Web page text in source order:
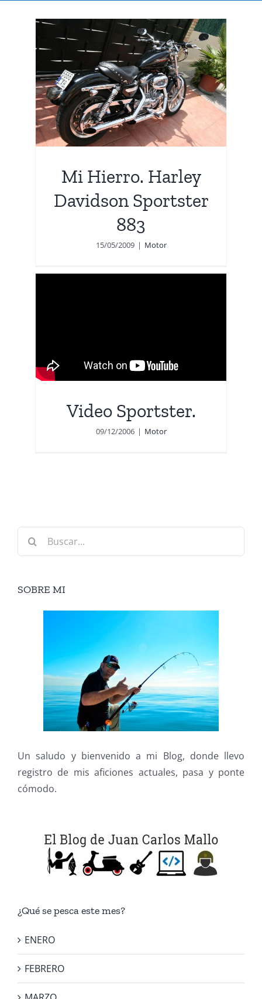
Mi Hierro. Harley
Davidson Sportster
883
15/05/2009 | Motor
Video Sportster.
09/12/2006 | Motor
Buscar:
SOBRE MI
Un saludo y bienvenido a mi Blog, donde llevo
registro de mis aficiones actuales, pasa y ponte
cómodo.
¿Qué se pesca este mes?
ENERO
FEBRERO